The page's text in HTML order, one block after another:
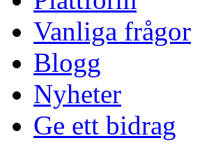
Vanliga frågor
Blogg
Nyheter
Ge ett bidrag